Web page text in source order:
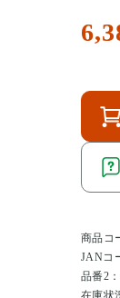
商品コ
JANコ
品番2：
在庫状